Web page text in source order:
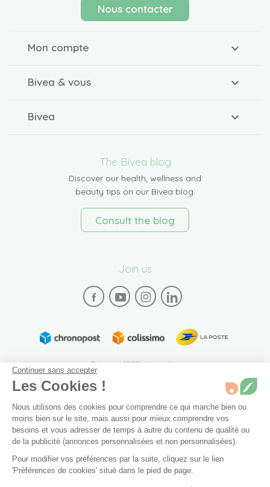
taille 1 En stock
Nous contacter
Mon compte
Bivea & vous
Bivea
The Bivea blog
Discover our health, wellness and
beauty tips on our Bivea blog.
Consult the blog
Join us
Paiement 100% sécurisé
Plan du site Mentions légales Conditions générales de vente
Archives Accessibilité: partiellement conforme (94%)
Continuer sans accepter
Les Cookies !
Nous utilisons des cookies pour comprendre ce qui marche bien ou
moins bien sur le site, mais aussi pour mieux comprendre vos
besoins et vous adresser de temps à autre du contenu de qualité ou
de la publicité (annonces personnalisées et non personnalisées).
Pour modifier vos préférences par la suite, cliquez sur le lien
'Préférences de cookies' situé dans le pied de page.